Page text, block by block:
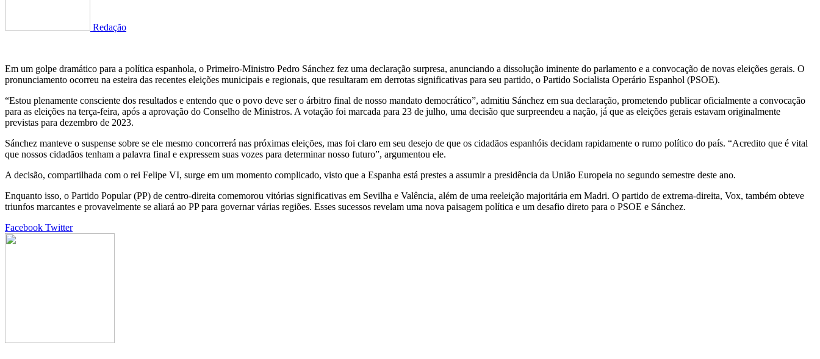
Redação
Em um golpe dramático para a política espanhola, o Primeiro-Ministro Pedro Sánchez fez uma declaração surpresa, anunciando a dissolução iminente do parlamento e a convocação de novas eleições gerais. O
pronunciamento ocorreu na esteira das recentes eleições municipais e regionais, que resultaram em derrotas significativas para seu partido, o Partido Socialista Operário Espanhol (PSOE).
“Estou plenamente consciente dos resultados e entendo que o povo deve ser o árbitro final de nosso mandato democrático”, admitiu Sánchez em sua declaração, prometendo publicar oficialmente a convocação
para as eleições na terça-feira, após a aprovação do Conselho de Ministros. A votação foi marcada para 23 de julho, uma decisão que surpreendeu a nação, já que as eleições gerais estavam originalmente
previstas para dezembro de 2023.
Sánchez manteve o suspense sobre se ele mesmo concorrerá nas próximas eleições, mas foi claro em seu desejo de que os cidadãos espanhóis decidam rapidamente o rumo político do país. “Acredito que é vital
que nossos cidadãos tenham a palavra final e expressem suas vozes para determinar nosso futuro”, argumentou ele.
A decisão, compartilhada com o rei Felipe VI, surge em um momento complicado, visto que a Espanha está prestes a assumir a presidência da União Europeia no segundo semestre deste ano.
Enquanto isso, o Partido Popular (PP) de centro-direita comemorou vitórias significativas em Sevilha e Valência, além de uma reeleição majoritária em Madri. O partido de extrema-direita, Vox, também obteve
triunfos marcantes e provavelmente se aliará ao PP para governar várias regiões. Esses sucessos revelam uma nova paisagem política e um desafio direto para o PSOE e Sánchez.
Facebook TwitterGoogle+
LinkedIn
StumbleUpon
Tumblr
Pinterest
Reddit
VKontakte
Share
Print